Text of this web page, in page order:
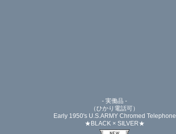
- 実働品 -
（ひかり電話可）
Early 1950's U.S.ARMY Chromed Telephone
★BLACK × SILVER★